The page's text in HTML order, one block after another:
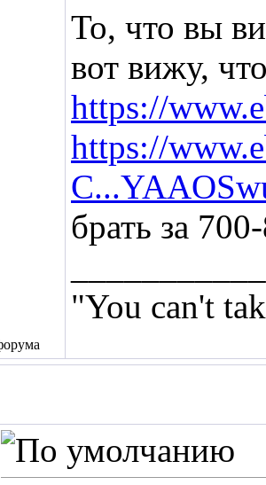
То, что вы
вот вижу,
https://
https://
брать за
"You can't